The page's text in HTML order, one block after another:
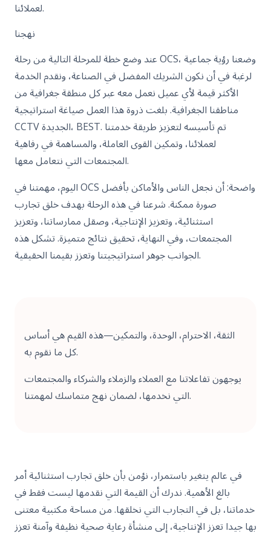
لعملائنا.
نهجنا
عند وضع خطة للمرحلة التالية من رحلة OCS، وضعنا رؤية جماعية
لرغبة في أن نكون الشريك المفضل في الصناعة، ونقدم الخدمة
الأكثر قيمة لأي عميل نعمل معه عبر كل منطقة جغرافية من
مناطقنا الجغرافية. بلغت ذروة هذا العمل صياغة استراتيجية
CCTV الجديدة، BEST. تم تأسيسه لتعزيز طريقة خدمتنا
لعملائنا، وتمكين القوى العاملة، والمساهمة في رفاهية
المجتمعات التي نتعامل معها.
اليوم، مهمتنا في OCS واضحة: أن نجعل الناس والأماكن بأفضل
صورة ممكنة. شرعنا في هذه الرحلة بهدف خلق تجارب
استثنائية، وتعزيز الإنتاجية، وصقل ممارساتنا، وتعزيز
المجتمعات، وفي النهاية، تحقيق نتائج متميزة. تشكل هذه
الجوانب جوهر استراتيجيتنا وتعزز بقيمنا الحقيقية.
الثقة، الاحترام، الوحدة، والتمكين—هذه القيم هي أساس
كل ما نقوم به.
يوجهون تفاعلاتنا مع العملاء والزملاء والشركاء والمجتمعات
التي نخدمها، لضمان نهج متماسك لمهمتنا.
في عالم يتغير باستمرار، نؤمن بأن خلق تجارب استثنائية أمر
بالغ الأهمية. ندرك أن القيمة التي نقدمها ليست فقط في
خدماتنا، بل في التجارب التي نخلقها. من مساحة مكتبية معتنى
بها جيدا تعزز الإنتاجية، إلى منشأة رعاية صحية نظيفة وآمنة تعزز